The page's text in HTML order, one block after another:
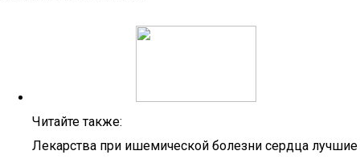
Читайте также:
Лекарства при ишемической болезни сердца лучшие